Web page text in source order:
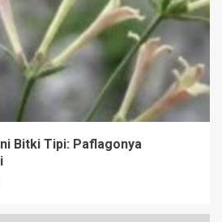
Bitki Tipi: Paflagonya